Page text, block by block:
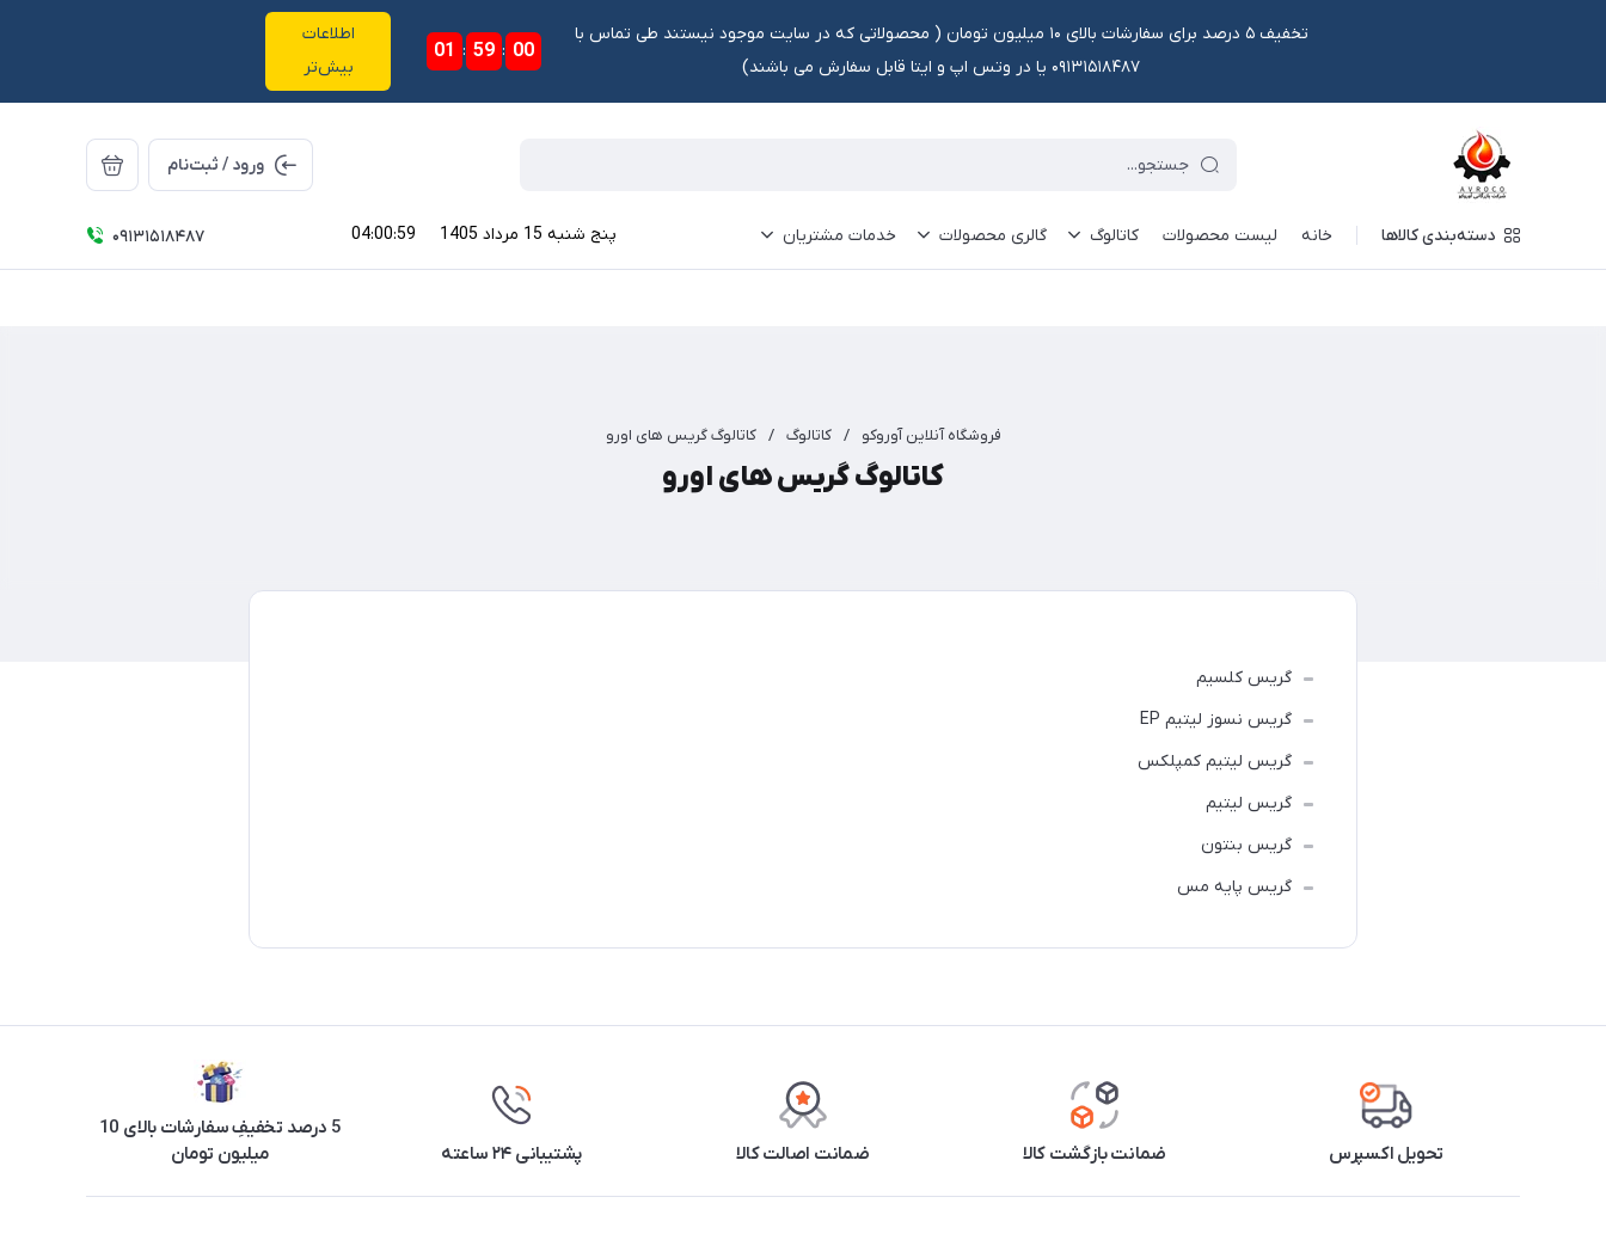
تخفیف ۵ درصد برای سفارشات بالای ۱۰ میلیون تومان ‌‌(‌‌ محصولاتی که در سایت موجود نیستند طی تماس با
۰۹۱۳۱۵۱۸۴۸۷ یا در وتس اپ و ایتا قابل سفارش می باشند)
01 : 59 : 00
اطلاعات
بیش‌تر
ورود / ثبت‌نام
دسته‌بندی کالاها خانه لیست محصولات کاتالوگ گالری محصولات خدمات مشتریان پنج شنبه 15 مرداد 1405 04:00:59
09131518487
فروشگاه آنلاین آوروکو / کاتالوگ / کاتالوگ گریس های اورو
کاتالوگ گریس های اورو
گریس کلسیم
گریس نسوز لیتیم EP
گریس لیتیم کمپلکس
گریس لیتیم
گریس بنتون
گریس پایه مس
تحویل اکسپرس ضمانت بازگشت کالا ضمانت اصالت کالا پشتیبانی ۲۴ ساعته
5 درصد تخفیفِ سفارشات بالای 10
میلیون تومان